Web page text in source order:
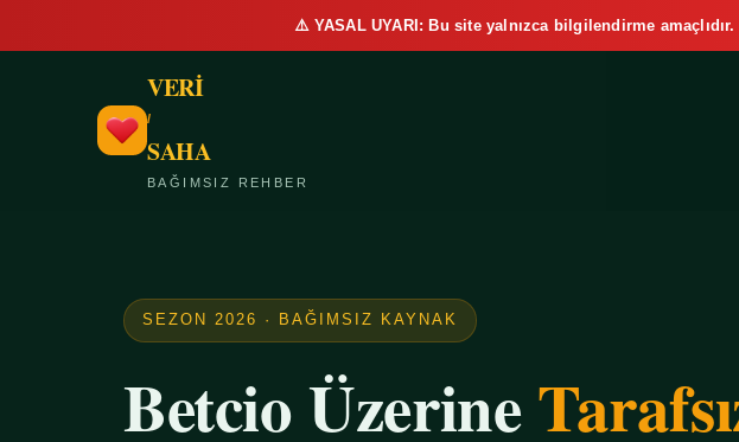
⚠️ YASAL UYARI: Bu site yalnızca bilgilendirme
VERİ
/
SAHA
BAĞIMSIZ REHBER
SEZON 2026 · BAĞIMSIZ KAYNAK
Betcio Üzerine